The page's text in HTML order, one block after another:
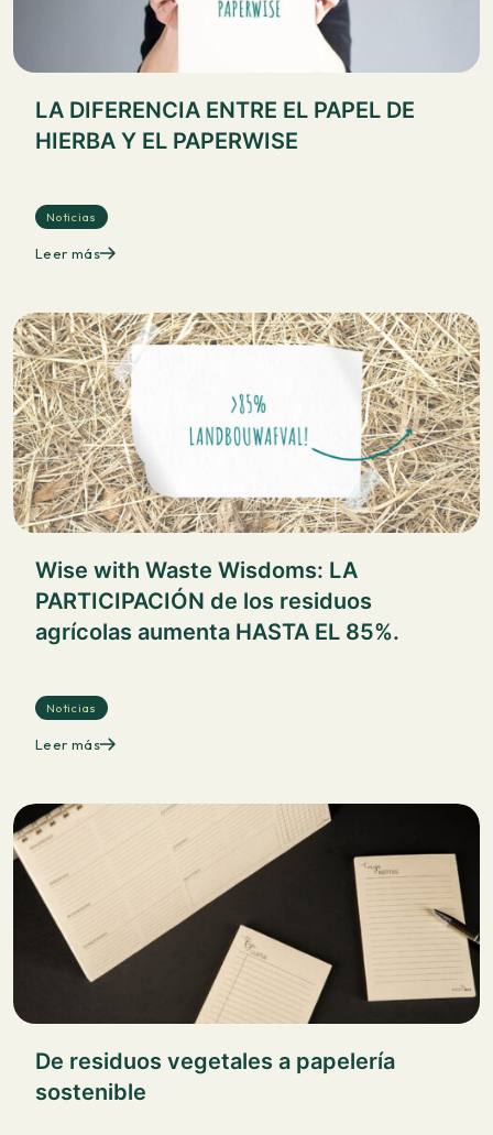
LA DIFERENCIA ENTRE EL PAPEL DE
HIERBA Y EL PAPERWISE
Noticias
Leer más
Wise with Waste Wisdoms: LA
PARTICIPACIÓN de los residuos
agrícolas aumenta HASTA EL 85%.
Noticias
Leer más
De residuos vegetales a papelería
sostenible